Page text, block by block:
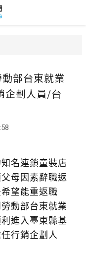
部台東就業
企劃人員/台
名連鎖童裝店
母因素辭職返
望能重返職
動部台東就業
進入臺東縣基
行銷企劃人